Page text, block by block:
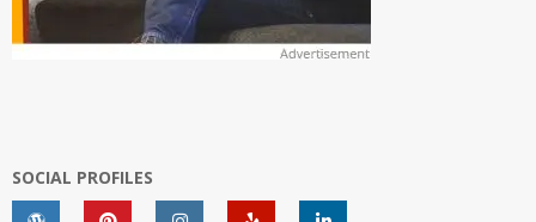
SOCIAL PROFILES